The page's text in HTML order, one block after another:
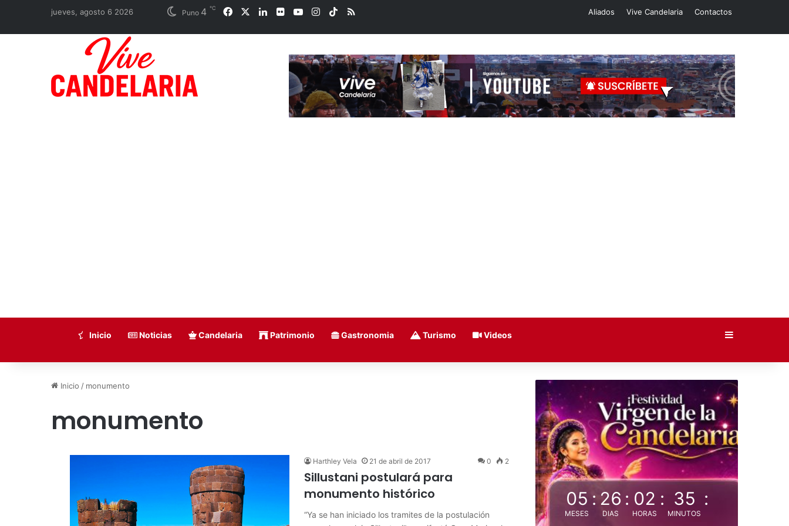
jueves, agosto 6 2026 Puno 4 ℃ Facebook LinkedIn
Flickr YouTubeInstagram
TikTokRSS Aliados Vive Candelaria Contactos
Inicio Noticias Candelaria Patrimonio Gastronomia Turismo Videos
Inicio / monumento
monumento
Harthley Vela 21 de abril de 2017 0 2
Sillustani postulará para
monumento histórico
“Ya se han iniciado los tramites de la postulación
05
MESES
: 26
DIAS
: 02
HORAS
: 35
MINUTOS
: